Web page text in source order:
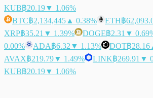
KUB฿20.19▼ 1.06%
BTC฿2,134,445 ▲ 0.38% ETH฿
XRP฿35.21 ▼ 1.39% DOGE฿2.31 ▼
0.00%
ADA฿6.32 ▼ 1.13% DOT฿28.16
AVAX฿219.79▼ 1.49% LINK฿269.91 ▼
KUB฿20.19▼ 1.06%